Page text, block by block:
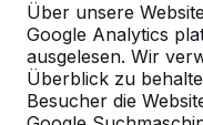
Über unsere
Google Analytics
ausgelesen. Wir
Überblick zu
Besucher die